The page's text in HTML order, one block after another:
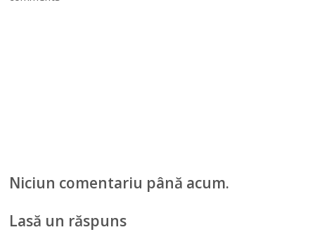
Niciun comentariu până acum.
Lasă un răspuns